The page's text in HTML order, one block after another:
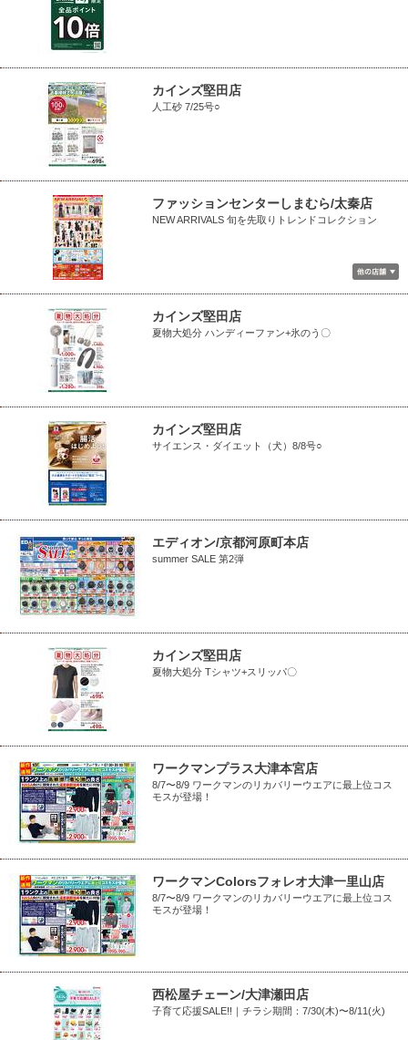
カインズ堅田店
人工砂 7/25号○
ファッションセンターしまむら/太秦店
NEW ARRIVALS 旬を先取りトレンドコレクション
カインズ堅田店
夏物大処分 ハンディーファン+氷のう〇
カインズ堅田店
サイエンス・ダイエット（犬）8/8号○
エディオン/京都河原町本店
summer SALE 第2弾
カインズ堅田店
夏物大処分 Tシャツ+スリッパ〇
ワークマンプラス大津本宮店
8/7〜8/9 ワークマンのリカバリーウエアに最上位コス
モスが登場！
ワークマンColorsフォレオ大津一里山店
8/7〜8/9 ワークマンのリカバリーウエアに最上位コス
モスが登場！
西松屋チェーン/大津瀬田店
子育て応援SALE!!｜チラシ期間：7/30(木)〜8/11(火)